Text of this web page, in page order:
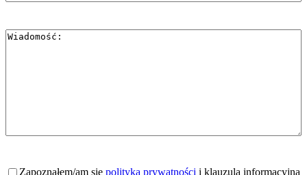
Wiadomość*
Zgoda*
Zapoznałem/am się polityką prywatności i klauzulą informacyjną